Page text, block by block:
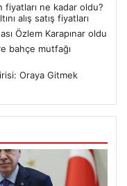
fiyatları ne kadar oldu?
alış satış fiyatları
Özlem Karapınar oldu
bahçe mutfağı
Oraya Gitmek